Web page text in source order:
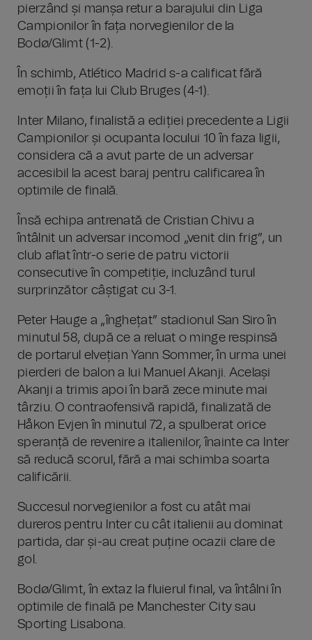
pierzând și manșa retur a barajului din Liga
Campionilor în fața norvegienilor de la
Bodø/Glimt (1-2).
În schimb, Atlético Madrid s-a calificat fără
emoții în fața lui Club Bruges (4-1).
Inter Milano, finalistă a ediției precedente a Ligii
Campionilor și ocupanta locului 10 în faza ligii,
considera că a avut parte de un adversar
accesibil la acest baraj pentru calificarea în
optimile de finală.
Însă echipa antrenată de Cristian Chivu a
întâlnit un adversar incomod „venit din frig”, un
club aflat într-o serie de patru victorii
consecutive în competiție, incluzând turul
surprinzător câștigat cu 3-1.
Peter Hauge a „înghețat” stadionul San Siro în
minutul 58, după ce a reluat o minge respinsă
de portarul elvețian Yann Sommer, în urma unei
pierderi de balon a lui Manuel Akanji. Același
Akanji a trimis apoi în bară zece minute mai
târziu. O contraofensivă rapidă, finalizată de
Håkon Evjen în minutul 72, a spulberat orice
speranță de revenire a italienilor, înainte ca Inter
să reducă scorul, fără a mai schimba soarta
calificării.
Succesul norvegienilor a fost cu atât mai
dureros pentru Inter cu cât italienii au dominat
partida, dar și-au creat puține ocazii clare de
gol.
Bodø/Glimt, în extaz la fluierul final, va întâlni în
optimile de finală pe Manchester City sau
Sporting Lisabona.